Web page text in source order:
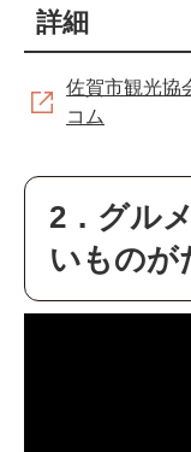
詳細
佐賀市観光協
コム
2．グル
いものが